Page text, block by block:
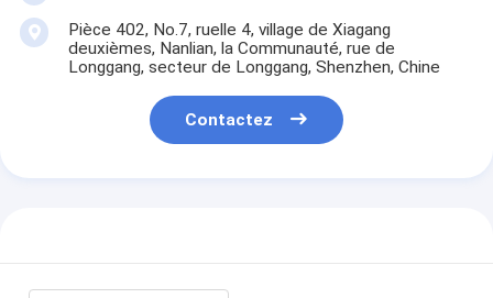
Pièce 402, No.7, ruelle 4, village de Xiagang
deuxièmes, Nanlian, la Communauté, rue de
Longgang, secteur de Longgang, Shenzhen, Chine
Contactez